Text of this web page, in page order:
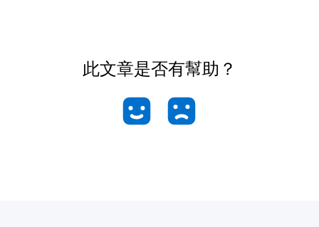
此文章是否有幫助？